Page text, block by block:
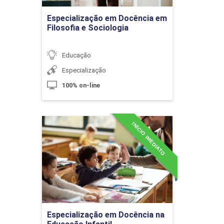
O Uso de Fontes
Históricas do Ensino de História
O Livro Didático de História:
Estratégias de Uso
10h
Especialização em Docência em
Filosofia e Sociologia
Educação
Especialização
100% on-line
Especialização em Docência na
INÍCIO IMEDIATO
Especialização em
Docência na Educação
Infantil
Detalhes do curso